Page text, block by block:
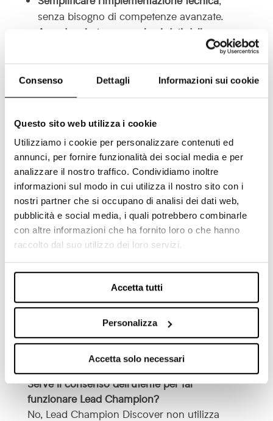
Consenso Dettagli Informazioni sui cookie
Questo sito web utilizza i cookie
Utilizziamo i cookie per personalizzare contenuti ed
annunci, per fornire funzionalità dei social media e per
analizzare il nostro traffico. Condividiamo inoltre
informazioni sul modo in cui utilizza il nostro sito con i
nostri partner che si occupano di analisi dei dati web,
pubblicità e social media, i quali potrebbero combinarle
con altre informazioni che ha fornito loro o che hanno
raccolto dal suo utilizzo dei loro servizi.
Accetta tutti
Personalizza
Accetta solo necessari
senza bisogno di competenze avanzate.
Accedere in tempo reale ai dati delle
che visitano il tuo sito, anche se
non compilano form.
Rendere immediatamente operativi i
booster, pop-up dinamici e personalizzati
Garantire una configurazione cookieless e
GDPR compliant , fondamentale in un
contesto normativo sempre più stringente.
Domande frequenti
È sicuro usare GTM con Lead Champion?
Sì, la nostra tecnologia è progettata per
funzionare anche in ambienti cookieless e nel
Posso usare GTM per attivare anche i pop-up
Assolutamente sì. Una volta installato lo script
principale, potrai gestire l’intero ecosistema
Lead Champion, inclusi i booster, direttamente
dalla piattaforma.
Serve il consenso dell’utente per far
funzionare Lead Champion?
No, Lead Champion Discover non utilizza